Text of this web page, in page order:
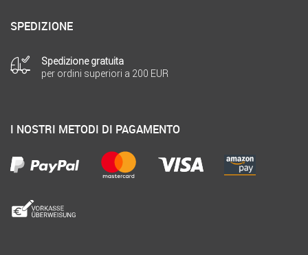
SPEDIZIONE
Spedizione gratuita
per ordini superiori a 200 EUR
I NOSTRI METODI DI PAGAMENTO